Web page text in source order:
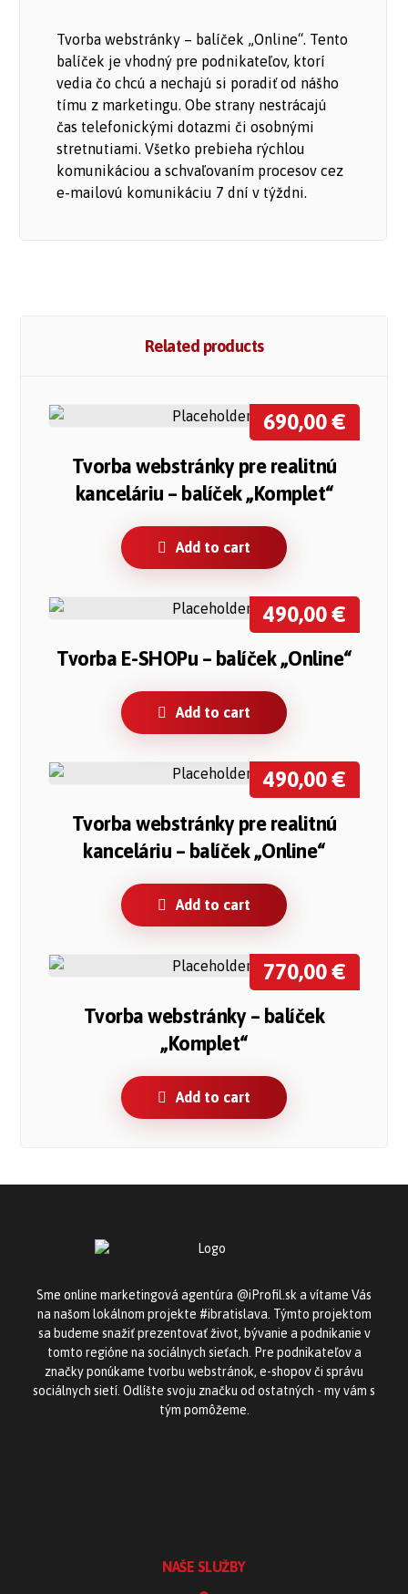
Tvorba webstránky – balíček „Online“. Tento
balíček je vhodný pre podnikateľov, ktorí
vedia čo chcú a nechajú si poradiť od nášho
tímu z marketingu. Obe strany nestrácajú
čas telefonickými dotazmi či osobnými
stretnutiami. Všetko prebieha rýchlou
komunikáciou a schvaľovaním procesov cez
e-mailovú komunikáciu 7 dní v týždni.
Related products
Tvorba webstránky pre realitnú
kanceláriu – balíček „Komplet“
690,00€
Add to cart
Tvorba E-SHOPu – balíček „Online“
490,00€
Add to cart
Tvorba webstránky pre realitnú
kanceláriu – balíček „Online“
490,00€
Add to cart
Tvorba webstránky – balíček
„Komplet“
770,00€
Add to cart
Sme online marketingová agentúra @iProfil.sk a vítame Vás
na našom lokálnom projekte #ibratislava. Týmto projektom
sa budeme snažiť prezentovať život, bývanie a podnikanie v
tomto regióne na sociálnych sieťach. Pre podnikateľov a
značky ponúkame tvorbu webstránok, e-shopov či správu
sociálnych sietí. Odlíšte svoju značku od ostatných - my vám s
tým pomôžeme.
NAŠE SLUŽBY